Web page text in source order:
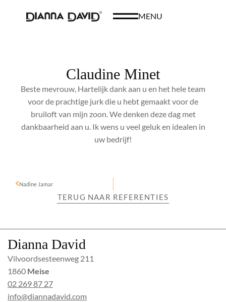
MENU
Claudine Minet
Beste mevrouw, Hartelijk dank aan u en het hele team
voor de prachtige jurk die u hebt gemaakt voor de
bruiloft van mijn zoon. We denken deze dag met
dankbaarheid aan u. Ik wens u veel geluk en idealen in
uw bedrijf!
Nadine Jamar
TERUG NAAR REFERENTIES
Dianna David
Vilvoordsesteenweg 211
1860 Meise
02 269 87 27
info@diannadavid.com